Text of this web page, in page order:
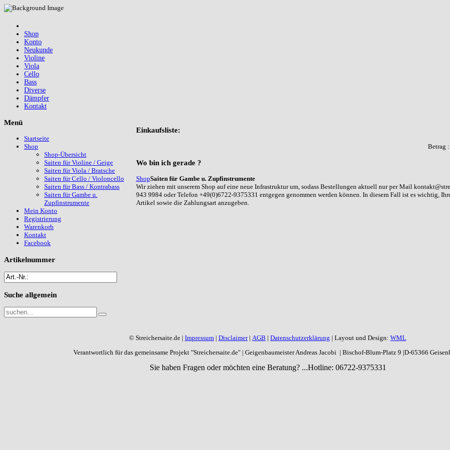
Shop
Konto
Neukunde
Violine
Viola
Cello
Bass
Diverse
Dämpfer
Kontakt
Einkaufsliste:
Betrag :
Wo bin ich gerade ?
ShopSaiten für Gambe u. Zupfinstrumente
Wir ziehen mit unserem Shop auf eine neue Infrastruktur um, sodass Bestellungen aktuell nur per Mail
943 9984 oder Telefon +49(0)6722-9375331 entgegen genommen werden können. In diesem Fall ist es wichtig,
Artikel sowie die Zahlungsart anzugeben.
Menü
Startseite
Shop
Shop-Übersicht
Saiten für Violine / Geige
Saiten für Viola / Bratsche
Saiten für Cello / Violoncello
Saiten für Bass / Kontrabass
Saiten für Gambe u.
Zupfinstrumente
Mein Konto
Registrierung
Warenkorb
Kontakt
Facebook
Artikelnummer
Suche allgemein
© Streichersaite.de | Impressum | Disclaimer| AGB | Datenschutzerklärung | Layout und Design: WML
Verantwortlich für das gemeinsame Projekt "Streichersaite.de" | Geigenbaumeister Andreas Jacobi | Bischof-Blum-Platz 9 |D-65366
Sie haben Fragen oder möchten eine Beratung? ...Hotline: 06722-9375331